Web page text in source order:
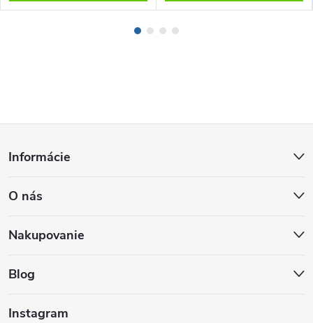
p
ä
Informácie
O nás
Nakupovanie
Blog
Instagram